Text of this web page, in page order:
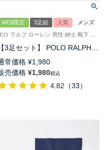
WEB限定 3足組 人気
メンズ
【3足セット】 POLO RALPH
《カラー豊富》足底パ
ル ワンポイントソックス シ
ート丈 アーチサポート メン
92009604
常価格 ¥1,980
売価格 ¥1,980税込
4.82 （33）